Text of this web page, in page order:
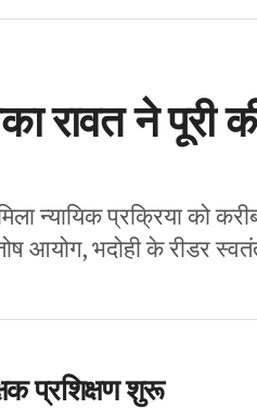
रावत ने पूरी
न्यायिक प्रक्रिया को
आयोग, भदोही के रीडर
प्रशिक्षण शुरू